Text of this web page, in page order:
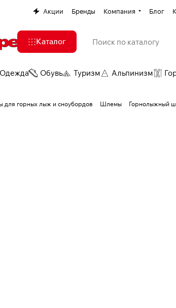
Акции Бренды Компания Блог
Каталог
Одежда Обувь Туризм Альпинизм
для горных лыж и сноубордов Шлемы Горнолыжный